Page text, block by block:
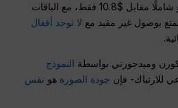
الخاصة بنا نصًا وصورًا وفيديو شاملًا مقابل $10.8 فقط، مع الباقات
بوصول غير مقيد مع لا توجد أقفال
وميدجورني بواسطة النموذج
للارتباك- فإن جودة الصورة هو نفس